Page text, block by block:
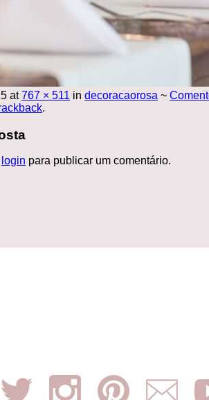
at767 × 511 in decoracaorosa ~
.
login para publicar um comentário.